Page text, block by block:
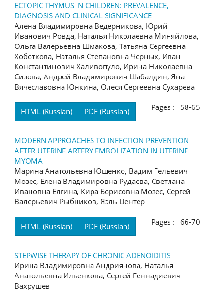
ECTOPIC THYMUS IN CHILDREN: PREVALENCE,
DIAGNOSIS AND CLINICAL SIGNIFICANCE
Алена Владимировна Ведерникова, Юрий
Иванович Ровда, Наталья Николаевна Миняйлова,
Ольга Валерьевна Шмакова, Татьяна Сергеевна
Хоботкова, Наталья Степановна Черных, Иван
Константинович Халивопуло, Ирина Николаевна
Сизова, Андрей Владимирович Шабалдин, Яна
Вячеславовна Юнкина, Олеся Сергеевна Сухарева
HTML (Russian) PDF (Russian) Pages : 58-65
MODERN APPROACHES TO INFECTION PREVENTION
AFTER UTERINE ARTERY EMBOLIZATION IN UTERINE
MYOMA
Марина Анатольевна Ющенко, Вадим Гельевич
Мозес, Елена Владимировна Рудаева, Светлана
Ивановна Елгина, Кира Борисовна Мозес, Сергей
Валерьевич Рыбников, Яэль Центер
HTML (Russian) PDF (Russian) Pages : 66-70
STEPWISE THERAPY OF CHRONIC ADENOIDITIS
Ирина Владимировна Андриянова, Наталья
Анатольевна Ильенкова, Сергей Геннадиевич
Вахрушев